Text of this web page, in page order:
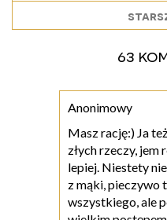
63
Anonimowy
Masz rację:) Ja
złych rzeczy, jem
lepiej. Niestety
z mąki, pieczywo
wszystkiego, ale